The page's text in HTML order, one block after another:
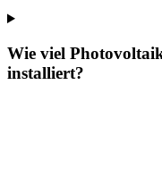
Wie viel
installiert?